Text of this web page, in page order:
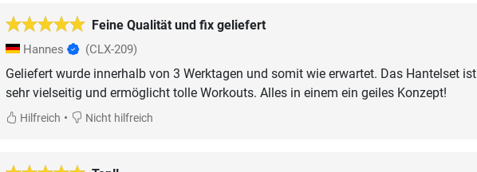
Feine Qualität und fix geliefert
Hannes (CLX-209)
Geliefert wurde innerhalb von 3 Werktagen und somit wie erwartet. Das Hantelset ist
sehr vielseitig und ermöglicht tolle Workouts. Alles in einem ein geiles Konzept!
Hilfreich • Nicht hilfreich